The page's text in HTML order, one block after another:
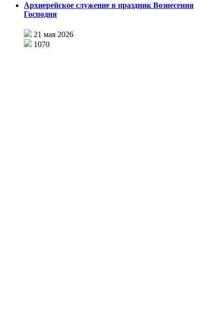
Архиерейское служение в праздник Вознесения
Господня
21 мая 2026
1070